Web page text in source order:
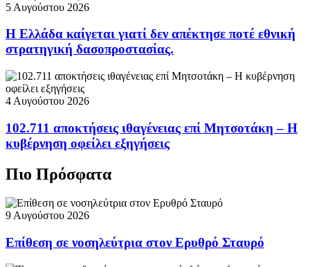
5 Αυγούστου 2026
Η Ελλάδα καίγεται γιατί δεν απέκτησε ποτέ εθνική
στρατηγική δασοπροστασίας.
4 Αυγούστου 2026
102.711 αποκτήσεις ιθαγένειας επί Μητσοτάκη – Η
κυβέρνηση οφείλει εξηγήσεις
Πιο Πρόσφατα
9 Αυγούστου 2026
Επίθεση σε νοσηλεύτρια στον Ερυθρό Σταυρό